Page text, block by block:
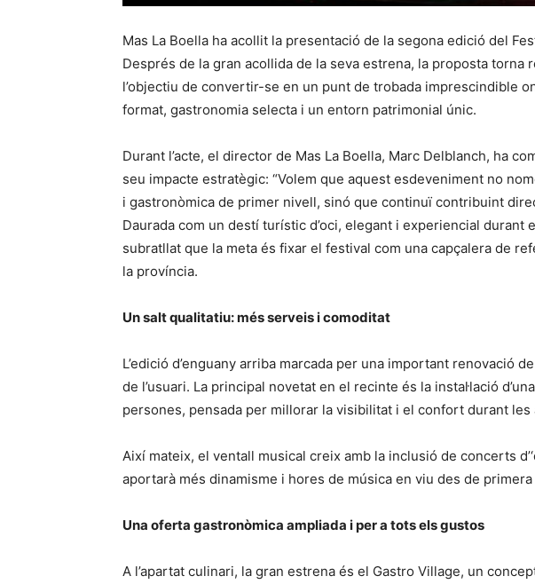
Mas La Boella ha acollit la presentació de la segona edició del
Després de la gran acollida de la seva estrena, la proposta torna
l’objectiu de convertir-se en un punt de trobada imprescindible
format, gastronomia selecta i un entorn patrimonial únic.
Durant l’acte, el director de Mas La Boella, Marc Delblanch, ha
seu impacte estratègic: “Volem que aquest esdeveniment no
i gastronòmica de primer nivell, sinó que continuï contribuint
Daurada com un destí turístic d’oci, elegant i experiencial durant
subratllat que la meta és fixar el festival com una capçalera de
la província.
Un salt qualitatiu: més serveis i comoditat
L’edició d’enguany arriba marcada per una important renovació
de l’usuari. La principal novetat en el recinte és la instal·lació
persones, pensada per millorar la visibilitat i el confort durant les
Així mateix, el ventall musical creix amb la inclusió de concerts
aportarà més dinamisme i hores de música en viu des de
Una oferta gastronòmica ampliada i per a tots els gustos
A l’apartat culinari, la gran estrena és el Gastro Village, un